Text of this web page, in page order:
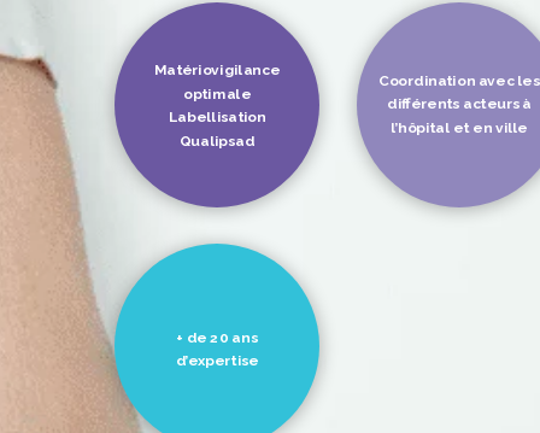
Matériovigilance
optimale
Labellisation
Qualipsad
Coordination avec les
différents acteurs à
l’hôpital et en ville
+ de 20 ans
d’expertise